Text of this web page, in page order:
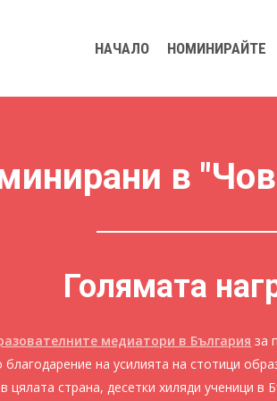
НАЧАЛО НОМИНИРАЙТЕ
в
Голямата
медиатори в България за
на усилията на стотици
страна, десетки хиляди ученици в